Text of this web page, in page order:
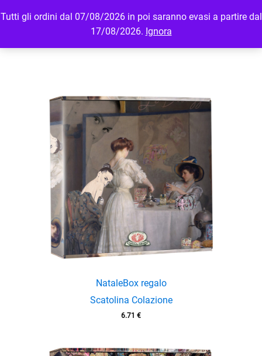
Tutti gli ordini dal 07/08/2026 in poi saranno evasi a partire dal
17/08/2026. Ignora
MENU LOGIN
NataleBox regalo
Scatolina Colazione
6.71 €